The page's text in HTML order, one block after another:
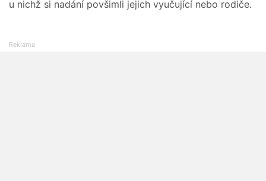
u nichž si nadání povšimli jejich vyučující nebo rodiče.